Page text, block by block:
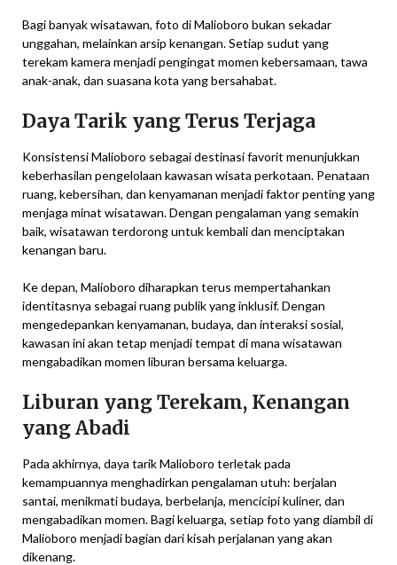
Bagi banyak wisatawan, foto di Malioboro bukan sekadar
unggahan, melainkan arsip kenangan. Setiap sudut yang
terekam kamera menjadi pengingat momen kebersamaan, tawa
anak-anak, dan suasana kota yang bersahabat.
Daya Tarik yang Terus Terjaga
Konsistensi Malioboro sebagai destinasi favorit menunjukkan
keberhasilan pengelolaan kawasan wisata perkotaan. Penataan
ruang, kebersihan, dan kenyamanan menjadi faktor penting yang
menjaga minat wisatawan. Dengan pengalaman yang semakin
baik, wisatawan terdorong untuk kembali dan menciptakan
kenangan baru.
Ke depan, Malioboro diharapkan terus mempertahankan
identitasnya sebagai ruang publik yang inklusif. Dengan
mengedepankan kenyamanan, budaya, dan interaksi sosial,
kawasan ini akan tetap menjadi tempat di mana wisatawan
mengabadikan momen liburan bersama keluarga.
Liburan yang Terekam, Kenangan
yang Abadi
Pada akhirnya, daya tarik Malioboro terletak pada
kemampuannya menghadirkan pengalaman utuh: berjalan
santai, menikmati budaya, berbelanja, mencicipi kuliner, dan
mengabadikan momen. Bagi keluarga, setiap foto yang diambil di
Malioboro menjadi bagian dari kisah perjalanan yang akan
dikenang.